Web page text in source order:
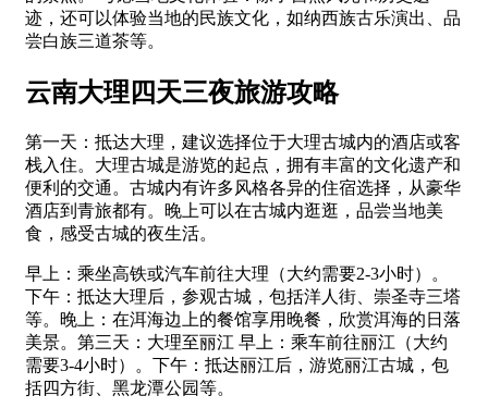
迹，还可以体验当地的民族文化，如纳西族古乐演出、品
尝白族三道茶等。
云南大理四天三夜旅游攻略
第一天：抵达大理，建议选择位于大理古城内的酒店或客
栈入住。大理古城是游览的起点，拥有丰富的文化遗产和
便利的交通。古城内有许多风格各异的住宿选择，从豪华
酒店到青旅都有。晚上可以在古城内逛逛，品尝当地美
食，感受古城的夜生活。
早上：乘坐高铁或汽车前往大理（大约需要2-3小时）。
下午：抵达大理后，参观古城，包括洋人街、崇圣寺三塔
等。晚上：在洱海边上的餐馆享用晚餐，欣赏洱海的日落
美景。第三天：大理至丽江 早上：乘车前往丽江（大约
需要3-4小时）。下午：抵达丽江后，游览丽江古城，包
括四方街、黑龙潭公园等。